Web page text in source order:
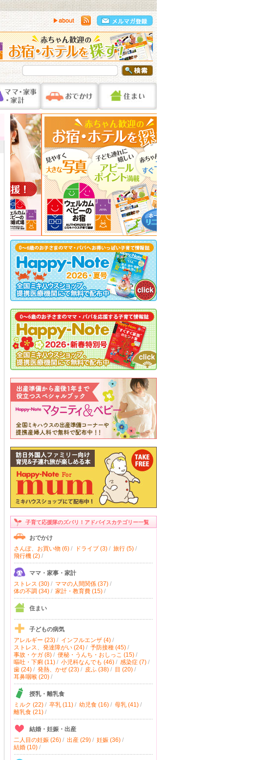
子育て応援隊のズバリ！アドバイスカテゴリー一覧
おでかけ
さんぽ、お買い物 (6)/ ドライブ (3)/ 旅行 (5)/
飛行機 (2)/
ママ・家事・家計
ストレス (30)/ ママの人間関係 (37)/
体の不調 (34)/ 家計・教育費 (15)/
住まい
子どもの病気
アレルギー (23)/ インフルエンザ (4)/
ストレス、発達障がい (24)/ 予防接種 (45)/
事故・ケガ (8)/ 便秘・うんち・おしっこ (15)/
嘔吐・下痢 (11)/ 小児科なんでも (46)/ 感染症 (7)/
歯 (24)/ 発熱、かぜ (23)/ 皮ふ (38)/ 目 (20)/
耳鼻咽喉 (20)/
授乳・離乳食
ミルク (22)/ 卒乳 (11)/ 幼児食 (16)/ 母乳 (41)/
離乳食 (21)/
結婚・妊娠・出産
二人目の妊娠 (26)/ 出産 (29)/ 妊娠 (36)/
結婚 (10)/